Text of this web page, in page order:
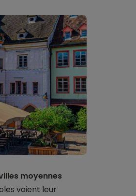
moyennes
voient leur